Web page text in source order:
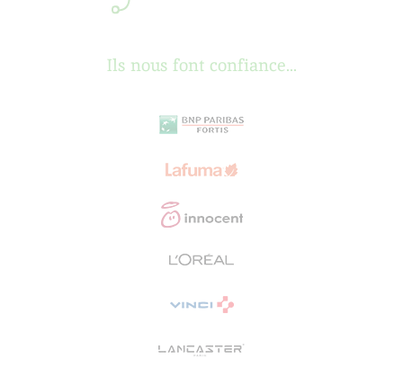
Ils nous font confiance...